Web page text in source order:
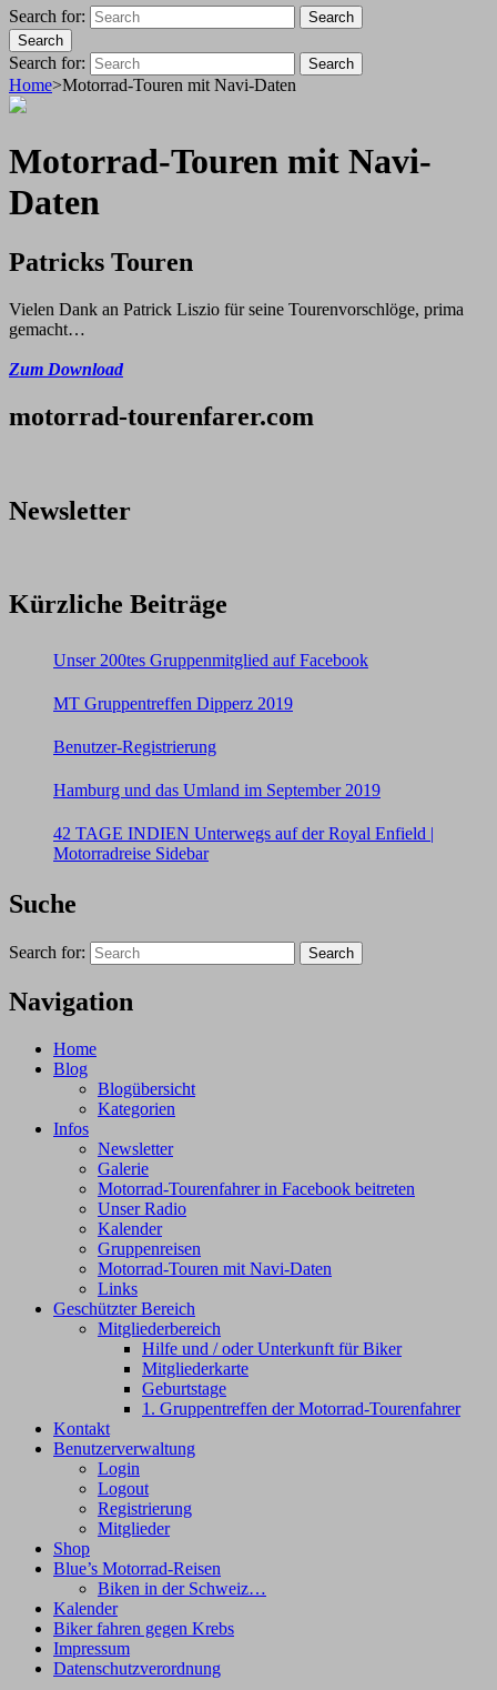
Search for:
Search
Search
Search for: Search
Home>Motorrad-Touren mit Navi-Daten
Motorrad-Touren mit Navi-
Daten
Patricks Touren
Vielen Dank an Patrick Liszio für seine Tourenvorschlöge, prima
gemacht…
Zum Download
motorrad-tourenfarer.com
Newsletter
Kürzliche Beiträge
Unser 200tes Gruppenmitglied auf Facebook
MT Gruppentreffen Dipperz 2019
Benutzer-Registrierung
Hamburg und das Umland im September 2019
42 TAGE INDIEN Unterwegs auf der Royal Enfield |
Motorradreise Sidebar
Suche
Search for: Search
Navigation
Home
Blog
Blogübersicht
Kategorien
Infos
Newsletter
Galerie
Motorrad-Tourenfahrer in Facebook beitreten
Unser Radio
Kalender
Gruppenreisen
Motorrad-Touren mit Navi-Daten
Links
Geschützter Bereich
Mitgliederbereich
Hilfe und / oder Unterkunft für Biker
Mitgliederkarte
Geburtstage
1. Gruppentreffen der Motorrad-Tourenfahrer
Kontakt
Benutzerverwaltung
Login
Logout
Registrierung
Mitglieder
Shop
Blue’s Motorrad-Reisen
Biken in der Schweiz…
Kalender
Biker fahren gegen Krebs
Impressum
Datenschutzverordnung